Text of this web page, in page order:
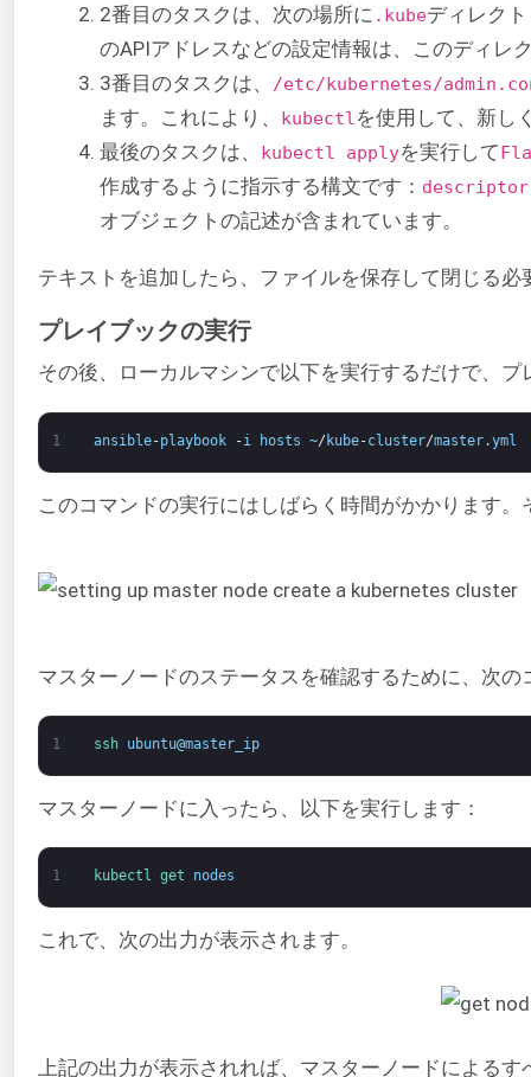
2番目のタスクは、次の場所に .kubeディレク
のAPIアドレスなどの設定情報は、このディレ
3番目のタスクは、
/etc/kubernetes/
ます。これにより、 kubectl を使用して、新し
最後のタスクは、
kubectl applyを実行して
作成するように指示する構文です：
オブジェクトの記述が含まれています。
テキストを追加したら、ファイルを保存して閉じる必
プレイブックの実行
その後、ローカルマシンで以下を実行するだけで、
1 ansible-playbook -i hosts ~/ kube-cluster/master.yml
このコマンドの実行にはしばらく時間がかかります
マスターノードのステータスを確認するために、次の
1 ssh ubuntu@master_ip
マスターノードに入ったら、以下を実行します：
1 kubectl get nodes
これで、次の出力が表示されます。
上記の出力が表示されれば、マスターノードによる